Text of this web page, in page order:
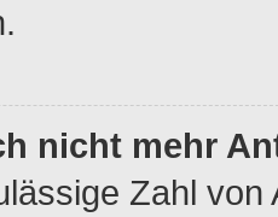
nicht mehr
Zahl